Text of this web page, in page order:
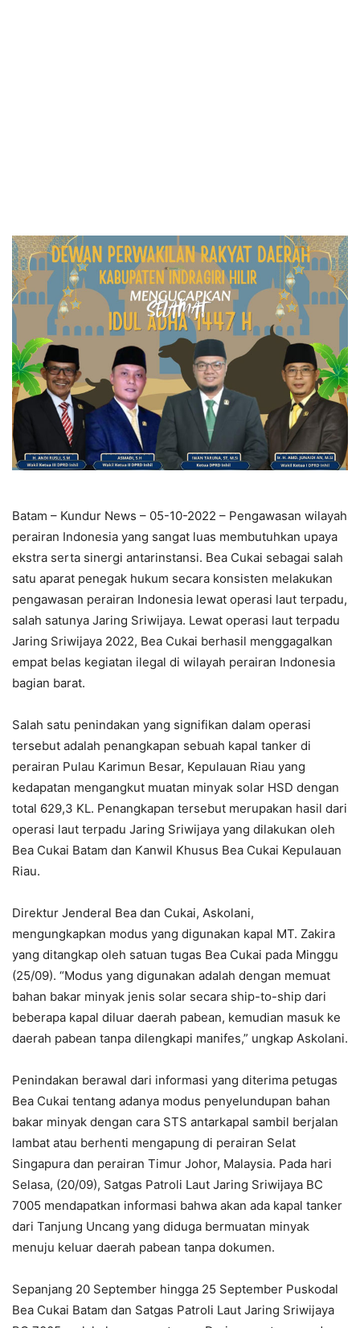
Batam – Kundur News – 05-10-2022 – Pengawasan wilayah
perairan Indonesia yang sangat luas membutuhkan upaya
ekstra serta sinergi antarinstansi. Bea Cukai sebagai salah
satu aparat penegak hukum secara konsisten melakukan
pengawasan perairan Indonesia lewat operasi laut terpadu,
salah satunya Jaring Sriwijaya. Lewat operasi laut terpadu
Jaring Sriwijaya 2022, Bea Cukai berhasil menggagalkan
empat belas kegiatan ilegal di wilayah perairan Indonesia
bagian barat.
Salah satu penindakan yang signifikan dalam operasi
tersebut adalah penangkapan sebuah kapal tanker di
perairan Pulau Karimun Besar, Kepulauan Riau yang
kedapatan mengangkut muatan minyak solar HSD dengan
total 629,3 KL. Penangkapan tersebut merupakan hasil dari
operasi laut terpadu Jaring Sriwijaya yang dilakukan oleh
Bea Cukai Batam dan Kanwil Khusus Bea Cukai Kepulauan
Riau.
Direktur Jenderal Bea dan Cukai, Askolani,
mengungkapkan modus yang digunakan kapal MT. Zakira
yang ditangkap oleh satuan tugas Bea Cukai pada Minggu
(25/09). “Modus yang digunakan adalah dengan memuat
bahan bakar minyak jenis solar secara ship-to-ship dari
beberapa kapal diluar daerah pabean, kemudian masuk ke
daerah pabean tanpa dilengkapi manifes,” ungkap Askolani.
Penindakan berawal dari informasi yang diterima petugas
Bea Cukai tentang adanya modus penyelundupan bahan
bakar minyak dengan cara STS antarkapal sambil berjalan
lambat atau berhenti mengapung di perairan Selat
Singapura dan perairan Timur Johor, Malaysia. Pada hari
Selasa, (20/09), Satgas Patroli Laut Jaring Sriwijaya BC
7005 mendapatkan informasi bahwa akan ada kapal tanker
dari Tanjung Uncang yang diduga bermuatan minyak
menuju keluar daerah pabean tanpa dokumen.
Sepanjang 20 September hingga 25 September Puskodal
Bea Cukai Batam dan Satgas Patroli Laut Jaring Sriwijaya